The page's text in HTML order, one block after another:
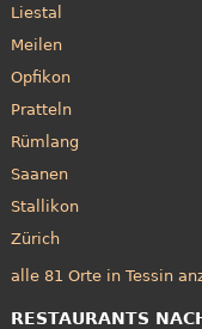
Liestal
Meilen
Opfikon
Pratteln
Rümlang
Saanen
Stallikon
Zürich
alle 81 Orte in Tessin
RESTAURANTS